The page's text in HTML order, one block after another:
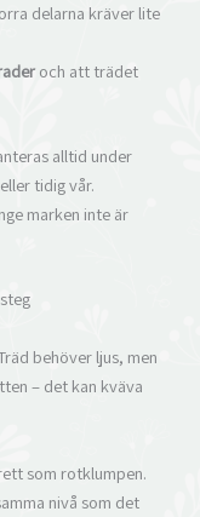
delarna kräver lite
och att trädet
alltid under
tidig vår.
marken inte är
behöver ljus, men
– det kan kväva
som rotklumpen.
nivå som det